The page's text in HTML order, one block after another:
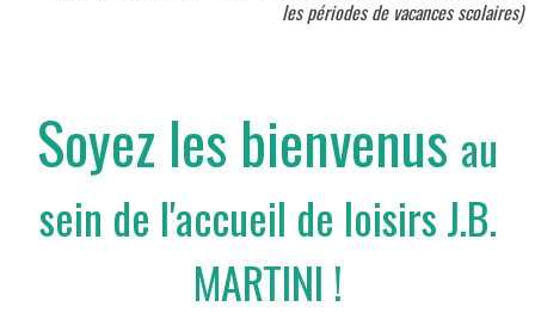
les périodes de vacances scolaires)
Soyez les bienvenus au
sein de l'accueil de loisirs J.B.
MARTINI !